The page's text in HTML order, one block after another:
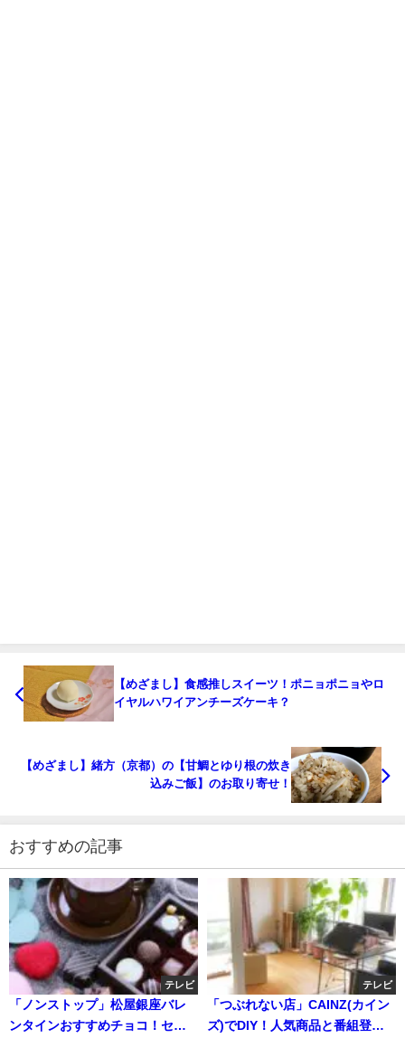
【めざまし】食感推しスイーツ！ポニョポニョやロ
イヤルハワイアンチーズケーキ？
【めざまし】緒方（京都）の【甘鯛とゆり根の炊き
込みご飯】のお取り寄せ！
おすすめの記事
テレビ
「ノンストップ」松屋銀座バレ
ンタインおすすめチョコ！セイ
テレビ
「つぶれない店」CAINZ(カイン
ズ)でDIY！人気商品と番組登場